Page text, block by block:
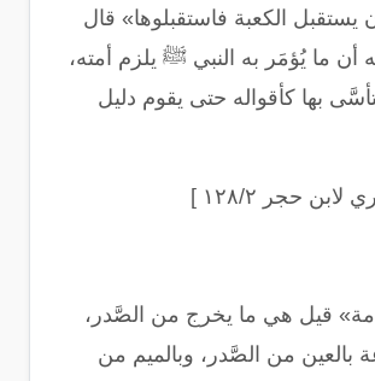
الكعبة فاستقبلوها» قال
أن ما يُؤمَر به النبي ﷺ يلزم أمته،
بها كأقواله حتى يقوم دليل
لابن حجر ١٢٨/٢ ]
قيل هي ما يخرج من الصَّدر،
بالعين من الصَّدر، وبالميم من